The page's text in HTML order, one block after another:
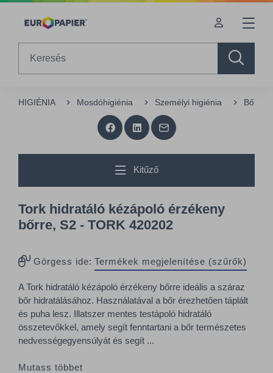
Table Of Content
Kiegészítő termékek
Az Önt érdeklő termékek
HIGIÉNIA Mosdóhigiénia Személyi higiénia
Kitűző
Tork hidratáló kézápoló érzékeny
bőrre, S2 - TORK 420202
Görgess ide: Termékek megjelenítése (szűrők)
A Tork hidratáló kézápoló érzékeny bőrre ideális a száraz
bőr hidratálásához. Használatával a bőr érezhetően táplált
és puha lesz. Illatszer mentes testápoló hidratáló
összetevőkkel, amely segít fenntartani a bőr természetes
nedvességegyensúlyát és segít ...
Mutass többet